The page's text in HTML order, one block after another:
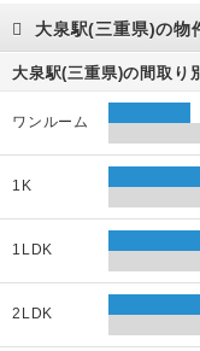
大泉駅(三重県)の物
大泉駅(三重県)の間取り
ワンルーム
1K
1LDK
2LDK